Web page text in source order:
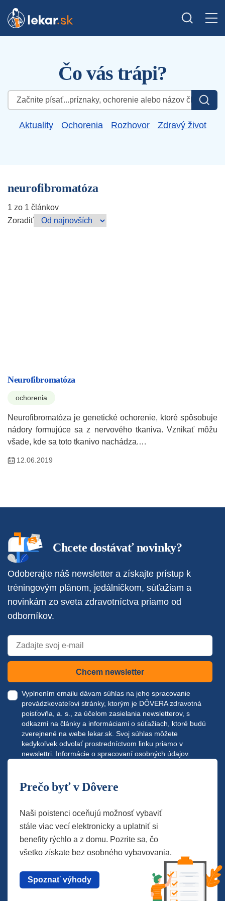
Čo vás trápi?
Hľadať:
Aktuality Ochorenia Rozhovor Zdravý život
neurofibromatóza
1 zo 1 článkov
Zoradiť
Neurofibromatóza
ochorenia
Neurofibromatóza je genetické ochorenie, ktoré spôsobuje
nádory formujúce sa z nervového tkaniva. Vznikať môžu
všade, kde sa toto tkanivo nachádza.…
12.06.2019
Chcete dostávať novinky?
Odoberajte náš newsletter a získajte prístup k
tréningovým plánom, jedálničkom, súťažiam a
novinkám zo sveta zdravotníctva priamo od
odborníkov.
Chcem newsletter
Vyplnením emailu dávam súhlas na jeho spracovanie
prevádzkovateľovi stránky, ktorým je DÔVERA zdravotná
poisťovňa, a. s., za účelom zasielania newsletterov, s
odkazmi na články a informáciami o súťažiach, ktoré budú
zverejnené na webe lekar.sk . Svoj súhlas môžete
kedykoľvek odvolať prostredníctvom linku priamo v
newslettri. Informácie o spracovaní osobných údajov.
Prečo byť v Dôvere
Naši poistenci oceňujú možnosť vybaviť
stále viac vecí elektronicky a uplatniť si
benefity rýchlo a z domu. Pozrite sa, čo
všetko získate bez osobného vybavovania.
Spoznať výhody